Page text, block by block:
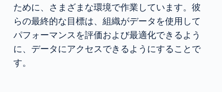
ために、さまざまな環境で作業しています。彼
らの最終的な目標は、組織がデータを使用して
パフォーマンスを評価および最適化できるよう
に、データにアクセスできるようにすることで
す。